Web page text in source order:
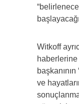
Witkoff
haberlerine
ve